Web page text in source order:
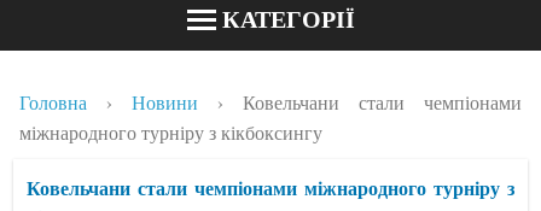
КАТЕГОРІЇ
БЛОГИ
КОНТАКТИ
Головна Новини
Ковельчани стали чемпіонами
міжнародного турніру з кікбоксингу
Ковельчани стали чемпіонами міжнародного турніру з